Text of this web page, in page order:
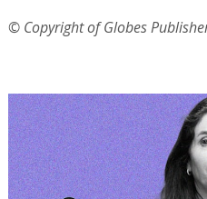
© Copyright of Globes